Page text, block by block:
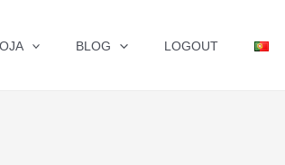
BLOG LOGOUT